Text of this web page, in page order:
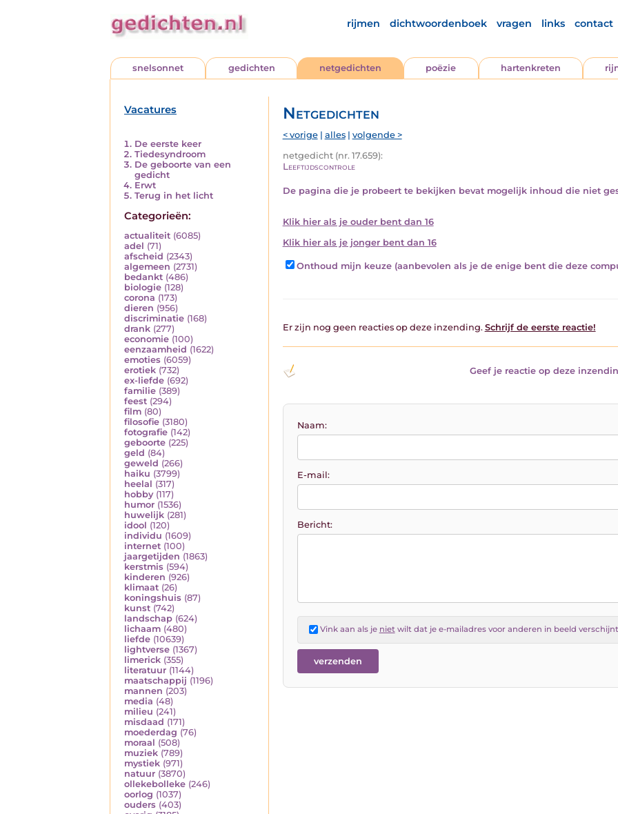
rijmen dichtwoordenboek vragen links contact
snelsonnet gedichten netgedichten poëzie hartenkreten
Vacatures
De eerste keer
Tiedesyndroom
De geboorte van een
gedicht
Erwt
Terug in het licht
Categorieën:
actualiteit (6085)
adel (71)
afscheid (2343)
algemeen (2731)
bedankt (486)
biologie (128)
corona (173)
dieren (956)
discriminatie (168)
drank (277)
economie (100)
eenzaamheid (1622)
emoties (6059)
erotiek (732)
ex-liefde (692)
familie (389)
feest (294)
film (80)
filosofie (3180)
fotografie (142)
geboorte (225)
geld (84)
geweld (266)
haiku (3799)
heelal (317)
hobby (117)
humor (1536)
huwelijk (281)
idool (120)
individu (1609)
internet (100)
jaargetijden (1863)
kerstmis (594)
kinderen (926)
klimaat (26)
koningshuis (87)
kunst (742)
landschap (624)
lichaam (480)
liefde (10639)
lightverse (1367)
limerick (355)
literatuur (1144)
maatschappij (1196)
mannen (203)
media (48)
milieu (241)
misdaad (171)
moederdag (76)
moraal (508)
muziek (789)
mystiek (971)
natuur (3870)
ollekebolleke (246)
oorlog (1037)
ouders (403)
Netgedichten
< vorige| alles| volgende >
netgedicht (nr. 17.659):
Leeftijdscontrole
De pagina die je probeert te bekijken bevat mogelijk inhoud die niet
Klik hier als je ouder bent dan 16
Klik hier als je jonger bent dan 16
Onthoud mijn keuze (aanbevolen als je de enige bent die deze
Er zijn nog geen reacties op deze inzending. Schrijf de eerste reactie!
Geef je reactie op deze
Naam:
E-mail:
Bericht:
Vink aan als je niet wilt dat je e-mailadres voor anderen in beeld verschijnt